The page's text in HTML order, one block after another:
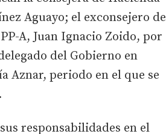
Aguayo; el exconsejero de
A, Juan Ignacio Zoido, por
del Gobierno en
Aznar, periodo en el que se
responsabilidades en el